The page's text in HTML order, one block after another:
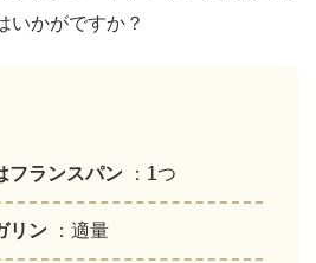
いかがですか？
フランスパン ：1つ
リン ：適量